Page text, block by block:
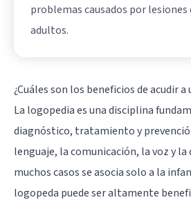
problemas causados por lesiones
adultos.
¿Cuáles son los beneficios de acudir
La logopedia es una disciplina
diagnóstico, tratamiento y
lenguaje, la comunicación, la voz y la
muchos casos se asocia solo a la
logopeda puede ser altamente